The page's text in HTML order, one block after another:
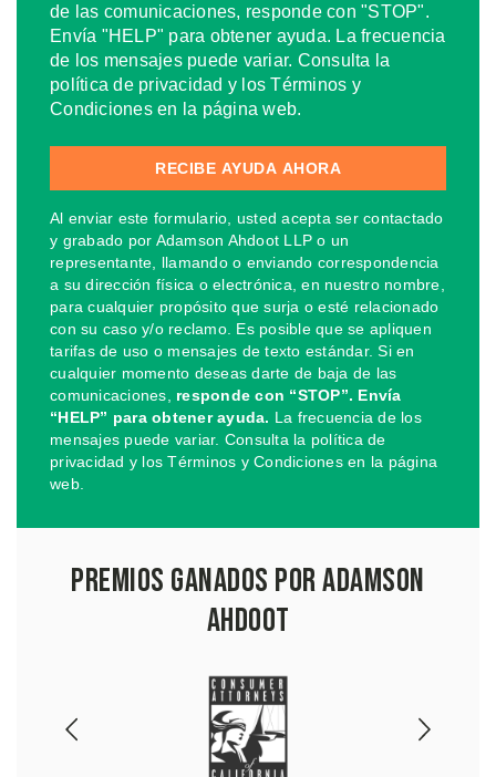
de las comunicaciones, responde con "STOP".
Envía "HELP" para obtener ayuda. La frecuencia
de los mensajes puede variar. Consulta la
política de privacidad y los Términos y
Condiciones en la página web.
Al enviar este formulario, usted acepta ser contactado
y grabado por Adamson Ahdoot LLP o un
representante, llamando o enviando correspondencia
a su dirección física o electrónica, en nuestro nombre,
para cualquier propósito que surja o esté relacionado
con su caso y/o reclamo. Es posible que se apliquen
tarifas de uso o mensajes de texto estándar. Si en
cualquier momento deseas darte de baja de las
comunicaciones, responde con “STOP”. Envía
“HELP” para obtener ayuda. La frecuencia de los
mensajes puede variar. Consulta la política de
privacidad y los Términos y Condiciones en la página
web.
Premios Ganados por Adamson
Ahdoot